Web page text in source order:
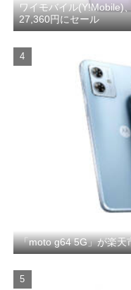
ワイモバイル(Y!Mobile)
27,360円にセール
「moto g64 5G」が楽天